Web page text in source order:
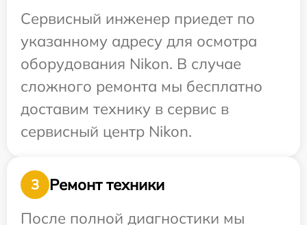
Сервисный инженер приедет по
указанному адресу для осмотра
оборудования Nikon. В случае
сложного ремонта мы бесплатно
доставим технику в сервис в
сервисный центр Nikon.
3
Ремонт техники
После полной диагностики мы